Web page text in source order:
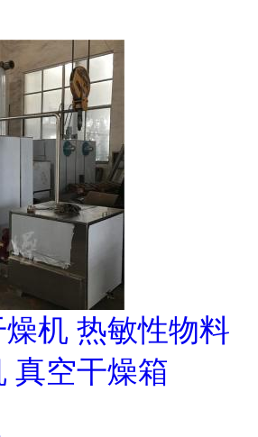
机 热敏性物料
真空干燥箱